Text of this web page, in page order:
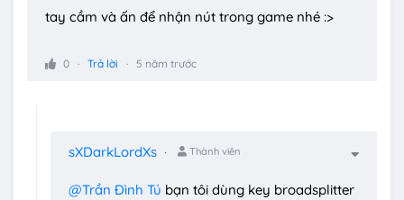
tay cầm và ấn để nhận nút trong game nhé :>
0 Trả lời 5 năm trước
sXDarkLordXs Thành viên
@Trần Đình Tú bạn tôi dùng key broadsplitter